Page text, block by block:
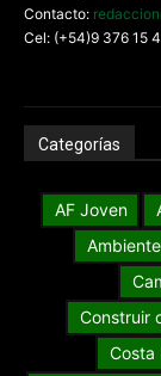
Contacto:
Cel: (+54)9 376 15
Categorías
AF Joven
Ambiente
Construir
Costa